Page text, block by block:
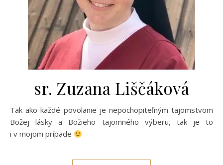
sr. Zuzana Liščáková
Tak ako každé povolanie je nepochopiteľným tajomstvom
Božej lásky a Božieho tajomného výberu, tak je to
i v mojom prípade